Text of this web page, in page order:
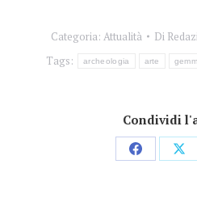
Categoria: Attualità Di
Tags:
archeologia arte
Condividi
Condividi